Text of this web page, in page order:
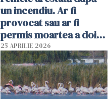
un incendiu. Ar fi
provocat sau ar fi
permis moartea a doi
copii de 1 an și 3 ani
25 APRILIE 2026